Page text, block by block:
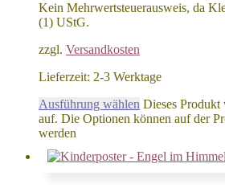
Kein Mehrwertsteuerausweis, da
(1) UStG.
zzgl. Versandkosten
Lieferzeit: 2-3 Werktage
Ausführung wählen Dieses Produkt
auf. Die Optionen können auf der
werden